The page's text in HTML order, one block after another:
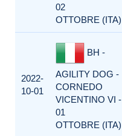
02
OTTOBRE (ITA)
2022-
10-01
BH -
AGILITY DOG -
CORNEDO
VICENTINO VI -
01
OTTOBRE (ITA)